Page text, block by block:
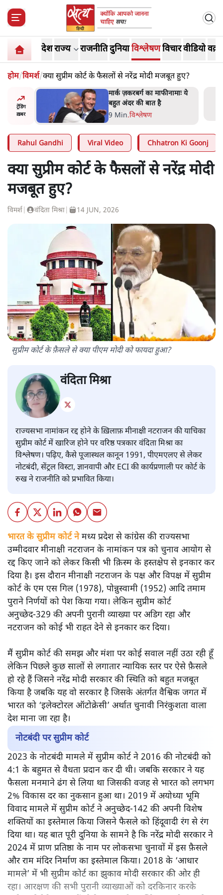
देशराज्य राजनीतिदुनियाविश्लेषणविचारवीडियो
होम/विमर्श/क्या सुप्रीम कोर्ट के फैसलों से नरेंद्र मोदी मजबूत हुए?
ट्रेंडिंग
ख़बर
भागवत
मार्क ज़करबर्ग का माफीनामाः ये
बहुत अंदर की बात है
9 Min.विश्लेषण
Rahul Gandhi Viral Video Chhatron Ki Goonj
क्या सुप्रीम कोर्ट के फैसलों से नरेंद्र मोदी
मजबूत हुए?
विमर्श वंदिता मिश्रा 14 JUN, 2026
सुप्रीम कोर्ट के फ़ैसले से क्या पीएम मोदी को फायदा हुआ?
वंदिता मिश्रा
राज्यसभा नामांकन रद्द होने के ख़िलाफ़ मीनाक्षी नटराजन की याचिका
सुप्रीम कोर्ट में खारिज होने पर वरिष्ठ पत्रकार वंदिता मिश्रा का
विश्लेषण। पढ़िए, कैसे पूजास्थल कानून 1991, पीएमएलए से लेकर
नोटबंदी, सेंट्रल विस्टा, ज्ञानवापी और ECI की कार्यप्रणाली पर कोर्ट के
रुख ने राजनीति को प्रभावित किया।
भारत के सुप्रीम कोर्ट नेमध्य प्रदेश से कांग्रेस की राज्यसभा
उम्मीदवार मीनाक्षी नटराजन के नामांकन पत्र को चुनाव आयोग से
रद्द किए जाने को लेकर किसी भी क़िस्म के हस्तक्षेप से इनकार कर
दिया है। इस दौरान मीनाक्षी नटराजन के पक्ष और विपक्ष में सुप्रीम
कोर्ट के एम एस गिल (1978), पोन्नुस्वामी (1952) आदि तमाम
पुराने निर्णयों को पेश किया गया। लेकिन सुप्रीम कोर्ट
अनुच्छेद-329 की अपनी पुरानी व्याख्या पर अडिग रहा और
नटराजन को कोई भी राहत देने से इनकार कर दिया।
मैं सुप्रीम कोर्ट की समझ और मंशा पर कोई सवाल नहीं उठा रही हूँ
लेकिन पिछले कुछ सालों से लगातार न्यायिक स्तर पर ऐसे फ़ैसले
हो रहे हैं जिसने नरेंद्र मोदी सरकार की स्थिति को बहुत मजबूत
किया है जबकि यह वो सरकार है जिसके अंतर्गत वैश्विक जगत में
भारत को ‘इलेक्टोरल ऑटोक्रेसी’ अर्थात चुनावी निरंकुशता वाला
देश माना जा रहा है।
नोटबंदी पर सुप्रीम कोर्ट
2023 के नोटबंदी मामले में सुप्रीम कोर्ट ने 2016 की नोटबंदी को
4:1 के बहुमत से वैधता प्रदान कर दी थी। जबकि सरकार ने यह
फैसला मनमाने ढंग से लिया था जिसकी वजह से भारत को लगभग
2% विकास दर का नुकसान हुआ था। 2019 में अयोध्या भूमि
विवाद मामले में सुप्रीम कोर्ट ने अनुच्छेद-142 की अपनी विशेष
शक्तियों का इस्तेमाल किया जिसने फैसले को हिंदूवादी रंग से रंग
दिया था। यह बात पूरी दुनिया के सामने है कि नरेंद्र मोदी सरकार ने
2024 में प्राण प्रतिष्ठा के नाम पर लोकसभा चुनावों में इस फ़ैसले
और राम मंदिर निर्माण का इस्तेमाल किया। 2018 के ‘आधार
मामले’ में भी सुप्रीम कोर्ट का झुकाव मोदी सरकार की ओर ही
रहा। आरक्षण की सभी पुरानी व्याख्याओं को दरकिनार करके